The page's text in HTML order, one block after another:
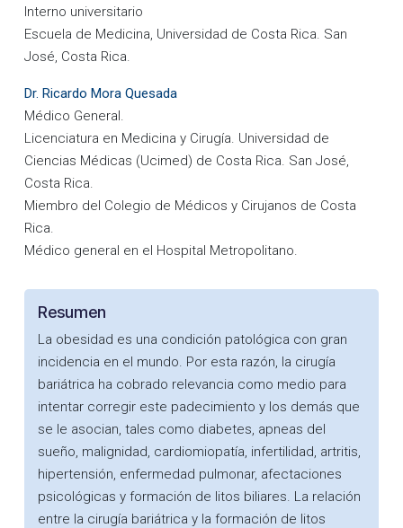
Interno universitario
Escuela de Medicina, Universidad de Costa Rica. San
José, Costa Rica.
Dr. Ricardo Mora Quesada
Médico General.
Licenciatura en Medicina y Cirugía. Universidad de
Ciencias Médicas (Ucimed) de Costa Rica. San José,
Costa Rica.
Miembro del Colegio de Médicos y Cirujanos de Costa
Rica.
Médico general en el Hospital Metropolitano.
Resumen
La obesidad es una condición patológica con gran
incidencia en el mundo. Por esta razón, la cirugía
bariátrica ha cobrado relevancia como medio para
intentar corregir este padecimiento y los demás que
se le asocian, tales como diabetes, apneas del
sueño, malignidad, cardiomiopatía, infertilidad, artritis,
hipertensión, enfermedad pulmonar, afectaciones
psicológicas y formación de litos biliares. La relación
entre la cirugía bariátrica y la formación de litos